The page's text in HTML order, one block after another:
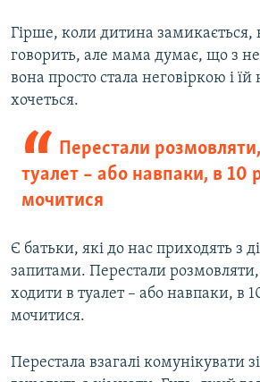
Гірше, коли дитина замикається,
говорить, але мама думає, що з
вона просто стала неговіркою і їй
хочеться.
Перестали
туалет – або навпаки, в 10
мочитися
Є батьки, які до нас приходять з
запитами. Перестали
ходити в туалет – або навпаки, в
мочитися.
Перестала взагалі комунікувати